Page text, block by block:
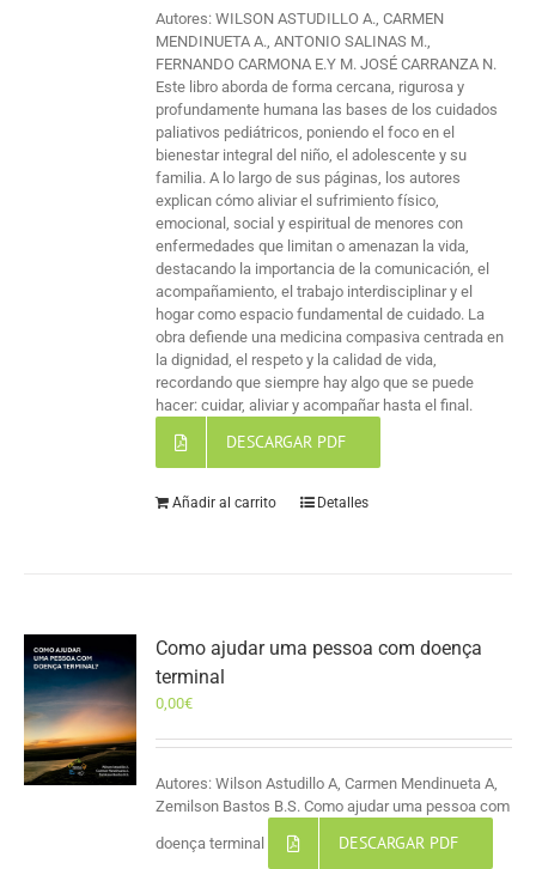
Autores: WILSON ASTUDILLO A., CARMEN
MENDINUETA A., ANTONIO SALINAS M.,
FERNANDO CARMONA E.Y M. JOSÉ CARRANZA N.
Este libro aborda de forma cercana, rigurosa y
profundamente humana las bases de los cuidados
paliativos pediátricos, poniendo el foco en el
bienestar integral del niño, el adolescente y su
familia. A lo largo de sus páginas, los autores
explican cómo aliviar el sufrimiento físico,
emocional, social y espiritual de menores con
enfermedades que limitan o amenazan la vida,
destacando la importancia de la comunicación, el
acompañamiento, el trabajo interdisciplinar y el
hogar como espacio fundamental de cuidado. La
obra defiende una medicina compasiva centrada en
la dignidad, el respeto y la calidad de vida,
recordando que siempre hay algo que se puede
hacer: cuidar, aliviar y acompañar hasta el final.
DESCARGAR PDF
Añadir al carrito Detalles
Como ajudar uma pessoa com doença
terminal
0,00€
Autores: Wilson Astudillo A, Carmen Mendinueta A,
Zemilson Bastos B.S. Como ajudar uma pessoa com
doença terminal DESCARGAR PDF